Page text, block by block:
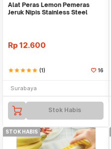
Alat Peras Lemon Pemeras
Jeruk Nipis Stainless Steel
Rp 12.600
starstarstarstarstar (1) 16
Surabaya
Stok Habis
STOK HABIS